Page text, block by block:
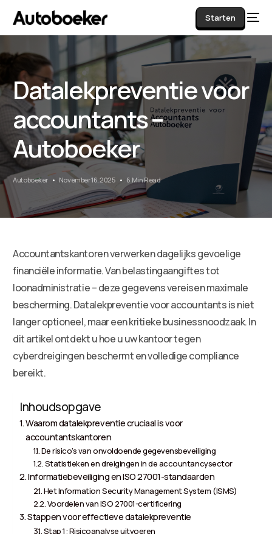
Starten
Datalekpreventie voor
accountants –
Autoboeker
Autoboeker November 16, 2025 6 Min Read
Accountantskantoren verwerken dagelijks gevoelige
financiële informatie. Van belastingaangiftes tot
loonadministratie – deze gegevens vereisen maximale
bescherming. Datalekpreventie voor accountants is niet
langer optioneel, maar een kritieke businessnoodzaak. In
dit artikel ontdekt u hoe u uw kantoor tegen
cyberdreigingen beschermt en volledige compliance
bereikt.
Inhoudsopgave
Waarom datalekpreventie cruciaal is voor
accountantskantoren
De risico’s van onvoldoende gegevensbeveiliging
Statistieken en dreigingen in de accountancysector
Informatiebeveiliging en ISO 27001-standaarden
Het Information Security Management System (ISMS)
Voordelen van ISO 27001-certificering
Stappen voor effectieve datalekpreventie
Stap 1: Risicoanalyse uitvoeren